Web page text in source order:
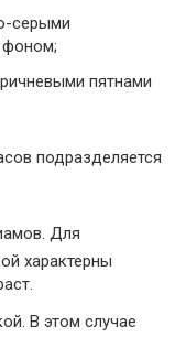
серыми
пятнами
подразделяется
Для
характерны
В этом случае